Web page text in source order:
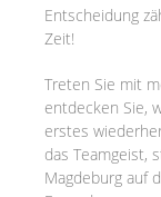
Entscheidung
Zeit!
Treten Sie mit
entdecken Sie,
erstes
das Teamgeist,
Magdeburg auf